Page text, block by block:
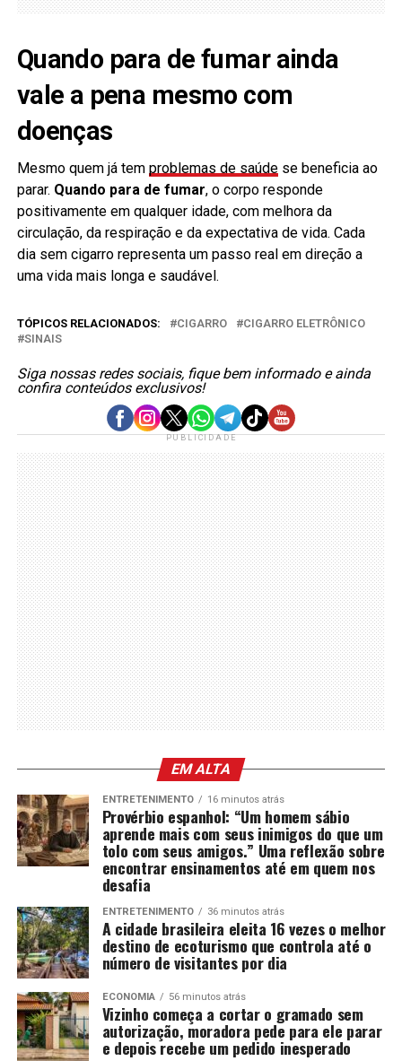
Quando para de fumar ainda
vale a pena mesmo com
doenças
Mesmo quem já tem problemas de saúdese beneficia ao
parar. Quando para de fumar, o corpo responde
positivamente em qualquer idade, com melhora da
circulação, da respiração e da expectativa de vida. Cada
dia sem cigarro representa um passo real em direção a
uma vida mais longa e saudável.
TÓPICOS RELACIONADOS: CIGARRO
CIGARRO ELETRÔNICO
SINAIS
Siga nossas redes sociais, fique bem informado e ainda
confira conteúdos exclusivos!
PUBLICIDADE
EM ALTA
ENTRETENIMENTO 16 minutos atrás
Provérbio espanhol: “Um homem sábio
aprende mais com seus inimigos do que um
tolo com seus amigos.” Uma reflexão sobre
encontrar ensinamentos até em quem nos
desafia
ENTRETENIMENTO 36 minutos atrás
A cidade brasileira eleita 16 vezes o melhor
destino de ecoturismo que controla até o
número de visitantes por dia
ECONOMIA 56 minutos atrás
Vizinho começa a cortar o gramado sem
autorização, moradora pede para ele parar
e depois recebe um pedido inesperado